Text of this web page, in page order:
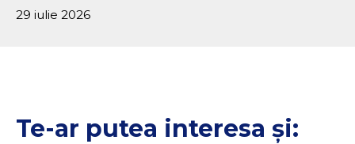
29 iulie 2026
Te-ar putea interesa și: